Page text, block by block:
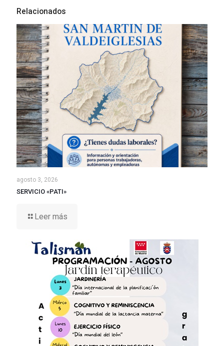
Relacionados
agosto 3, 2026
SERVICIO «PATI»
Leer más